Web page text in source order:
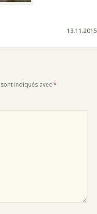
13.11.2015
indiqués avec*